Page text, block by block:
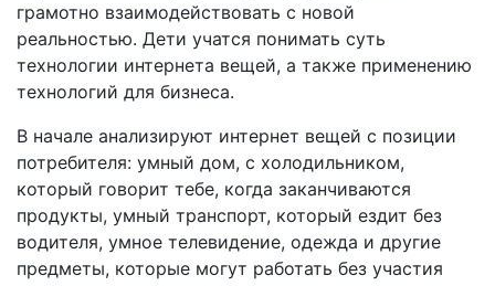
грамотно взаимодействовать с новой
реальностью. Дети учатся понимать суть
технологии интернета вещей, а также применению
технологий для бизнеса.
В начале анализируют интернет вещей с позиции
потребителя: умный дом, с холодильником,
который говорит тебе, когда заканчиваются
продукты, умный транспорт, который ездит без
водителя, умное телевидение, одежда и другие
предметы, которые могут работать без участия